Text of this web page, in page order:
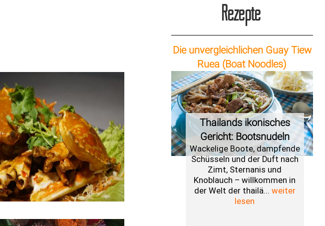
Rezepte
Die unvergleichlichen Guay Tiew
Ruea (Boat Noodles)
Thailands ikonisches
Gericht: Bootsnudeln
Wackelige Boote, dampfende
Schüsseln und der Duft nach
Zimt, Sternanis und
Knoblauch – willkommen in
der Welt der thailä... weiter
lesen